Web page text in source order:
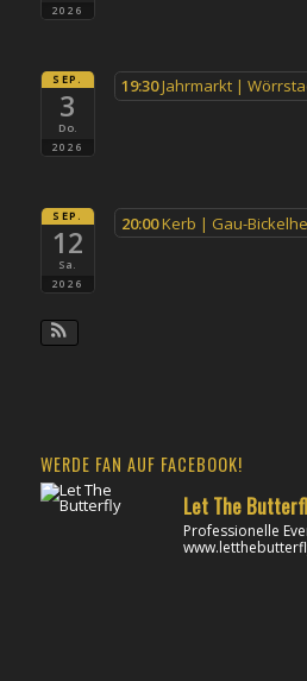
2026
SEP.
3
Do.
2026
19:30Jahrmarkt |
SEP.
12
Sa.
2026
20:00Kerb | Gau-
WERDE FAN AUF FACEBOOK!
Let The
Professionelle